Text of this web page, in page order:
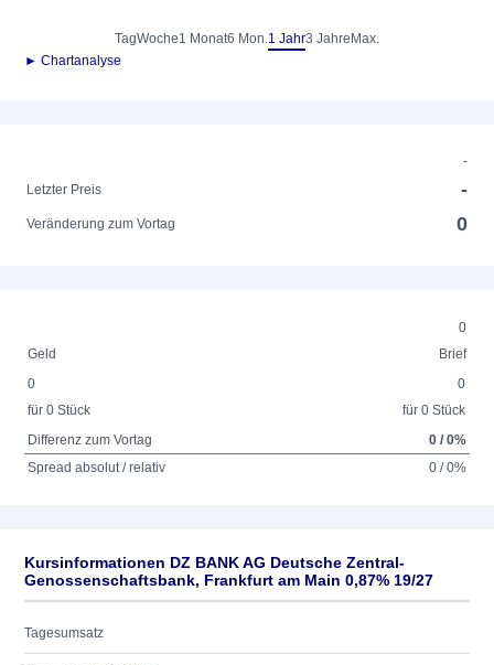
TagWoche1 Monat6 Mon.1 Jahr3 Jahre Max.
► Chartanalyse
-
Letzter Preis
-
Veränderung zum Vortag 0
0
Geld
Brief
0
für 0 Stück
0
für 0 Stück
Differenz zum Vortag
0 / 0%
Spread absolut / relativ
0 / 0%
Kursinformationen DZ BANK AG Deutsche Zentral-
Genossenschaftsbank, Frankfurt am Main 0,87% 19/27
Tagesumsatz